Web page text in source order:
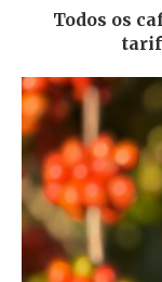
Todos os